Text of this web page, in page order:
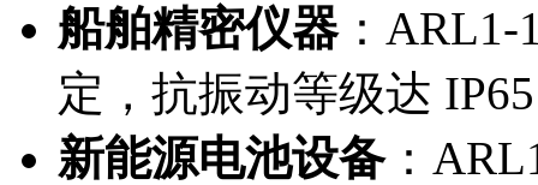
船舶精密仪器：ARL1-
定，抗振动等级达 IP65
新能源电池设备：